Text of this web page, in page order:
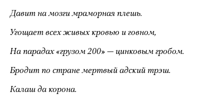
Давит на мозги мраморная плешь.
Угощает всех живых кровью и говном,
На парадах «грузом 200» — цинковым гробом.
Бродит по стране мертвый адский трэш.
Калаш да корона.